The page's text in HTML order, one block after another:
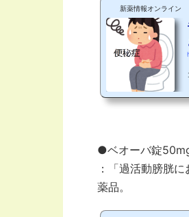
新薬情報オンライン
●ベオーバ錠
：「過活動膀胱
薬品。